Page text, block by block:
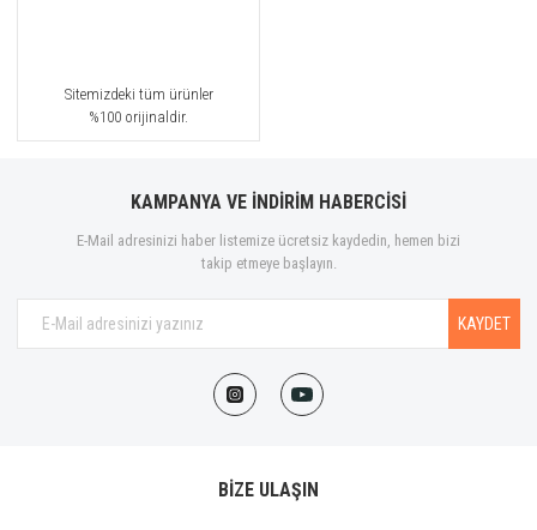
Sitemizdeki tüm ürünler
%100 orijinaldir.
KAMPANYA VE İNDİRİM HABERCİSİ
E-Mail adresinizi haber listemize ücretsiz kaydedin, hemen bizi
takip etmeye başlayın.
KAYDET
BİZE ULAŞIN